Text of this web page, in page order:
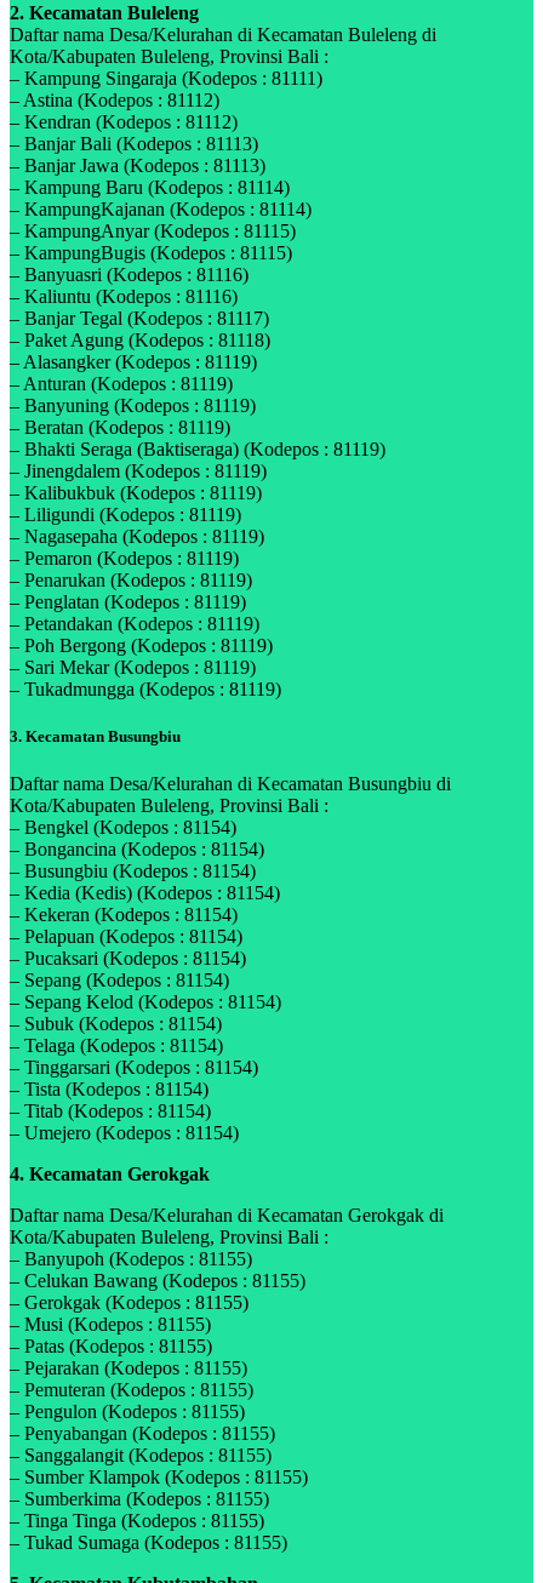
2. Kecamatan Buleleng
Daftar nama Desa/Kelurahan di Kecamatan Buleleng di
Kota/Kabupaten Buleleng, Provinsi Bali :
– Kampung Singaraja (Kodepos : 81111)
– Astina (Kodepos : 81112)
– Kendran (Kodepos : 81112)
– Banjar Bali (Kodepos : 81113)
– Banjar Jawa (Kodepos : 81113)
– Kampung Baru (Kodepos : 81114)
– KampungKajanan (Kodepos : 81114)
– KampungAnyar (Kodepos : 81115)
– KampungBugis (Kodepos : 81115)
– Banyuasri (Kodepos : 81116)
– Kaliuntu (Kodepos : 81116)
– Banjar Tegal (Kodepos : 81117)
– Paket Agung (Kodepos : 81118)
– Alasangker (Kodepos : 81119)
– Anturan (Kodepos : 81119)
– Banyuning (Kodepos : 81119)
– Beratan (Kodepos : 81119)
– Bhakti Seraga (Baktiseraga) (Kodepos : 81119)
– Jinengdalem (Kodepos : 81119)
– Kalibukbuk (Kodepos : 81119)
– Liligundi (Kodepos : 81119)
– Nagasepaha (Kodepos : 81119)
– Pemaron (Kodepos : 81119)
– Penarukan (Kodepos : 81119)
– Penglatan (Kodepos : 81119)
– Petandakan (Kodepos : 81119)
– Poh Bergong (Kodepos : 81119)
– Sari Mekar (Kodepos : 81119)
– Tukadmungga (Kodepos : 81119)
3. Kecamatan Busungbiu
Daftar nama Desa/Kelurahan di Kecamatan Busungbiu di
Kota/Kabupaten Buleleng, Provinsi Bali :
– Bengkel (Kodepos : 81154)
– Bongancina (Kodepos : 81154)
– Busungbiu (Kodepos : 81154)
– Kedia (Kedis) (Kodepos : 81154)
– Kekeran (Kodepos : 81154)
– Pelapuan (Kodepos : 81154)
– Pucaksari (Kodepos : 81154)
– Sepang (Kodepos : 81154)
– Sepang Kelod (Kodepos : 81154)
– Subuk (Kodepos : 81154)
– Telaga (Kodepos : 81154)
– Tinggarsari (Kodepos : 81154)
– Tista (Kodepos : 81154)
– Titab (Kodepos : 81154)
– Umejero (Kodepos : 81154)
4. Kecamatan Gerokgak
Daftar nama Desa/Kelurahan di Kecamatan Gerokgak di
Kota/Kabupaten Buleleng, Provinsi Bali :
– Banyupoh (Kodepos : 81155)
– Celukan Bawang (Kodepos : 81155)
– Gerokgak (Kodepos : 81155)
– Musi (Kodepos : 81155)
– Patas (Kodepos : 81155)
– Pejarakan (Kodepos : 81155)
– Pemuteran (Kodepos : 81155)
– Pengulon (Kodepos : 81155)
– Penyabangan (Kodepos : 81155)
– Sanggalangit (Kodepos : 81155)
– Sumber Klampok (Kodepos : 81155)
– Sumberkima (Kodepos : 81155)
– Tinga Tinga (Kodepos : 81155)
– Tukad Sumaga (Kodepos : 81155)